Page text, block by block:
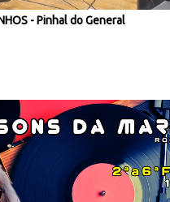
- Pinhal do General